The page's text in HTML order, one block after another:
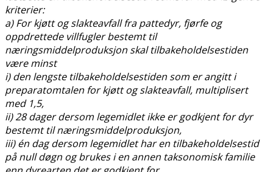
kriterier:
a) For kjøtt og slakteavfall fra pattedyr, fjørfe og
oppdrettede villfugler bestemt til
næringsmiddelproduksjon skal tilbakeholdelsestiden
være minst
i) den lengste tilbakeholdelsestiden som er angitt i
preparatomtalen for kjøtt og slakteavfall, multiplisert
med 1,5,
ii) 28 dager dersom legemidlet ikke er godkjent for dyr
bestemt til næringsmiddelproduksjon,
iii) én dag dersom legemidlet har en tilbakeholdelsestid
på null døgn og brukes i en annen taksonomisk familie